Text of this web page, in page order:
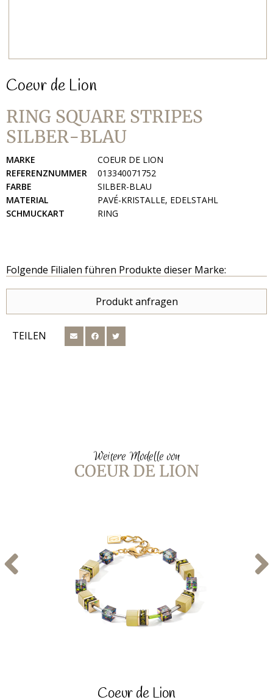
Coeur de Lion
RING SQUARE STRIPES
SILBER-BLAU
MARKE
COEUR DE LION
REFERENZNUMMER
013340071752
FARBE
SILBER-BLAU
MATERIAL
PAVÉ-KRISTALLE, EDELSTAHL
SCHMUCKART
RING
Folgende Filialen führen Produkte dieser Marke:
Produkt anfragen
TEILEN
Weitere Modelle von
COEUR DE LION
Coeur de Lion